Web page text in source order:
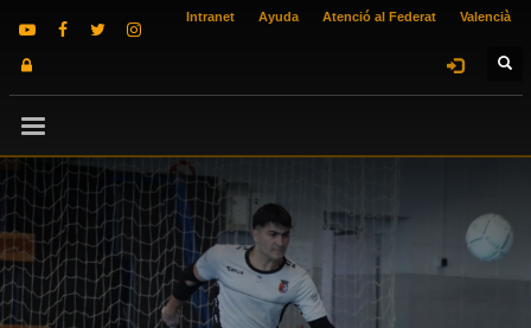
Intranet Ayuda Atenció al Federat Valencià